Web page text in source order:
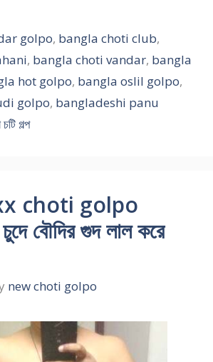
golpo, bangla choti club,
, bangla choti vandar, bangla
hot golpo, bangla oslil golpo,
golpo, bangladeshi panu
গল্প
choti golpo
বৌদির গুদ লাল করে
new choti golpo